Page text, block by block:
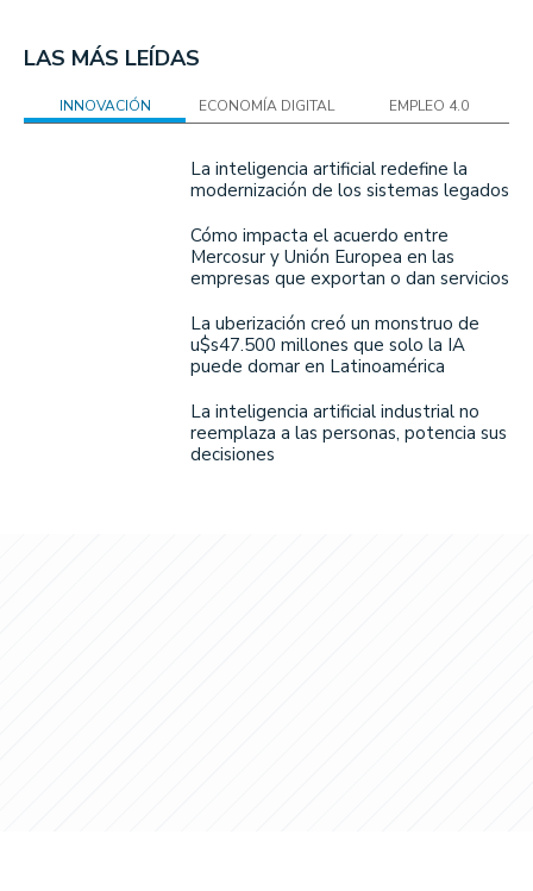
LAS MÁS LEÍDAS
INNOVACIÓN ECONOMÍA DIGITAL EMPLEO 4.0
La inteligencia artificial redefine la
modernización de los sistemas legados
Cómo impacta el acuerdo entre
Mercosur y Unión Europea en las
empresas que exportan o dan servicios
La uberización creó un monstruo de
u$s47.500 millones que solo la IA
puede domar en Latinoamérica
La inteligencia artificial industrial no
reemplaza a las personas, potencia sus
decisiones